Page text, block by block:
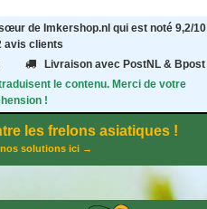
de Imkershop.nl qui est noté 9,2/10
avis clients
Livraison avec PostNL & Bpost
le contenu. Merci de votre
!
les frelons asiatiques !
solutions ici →